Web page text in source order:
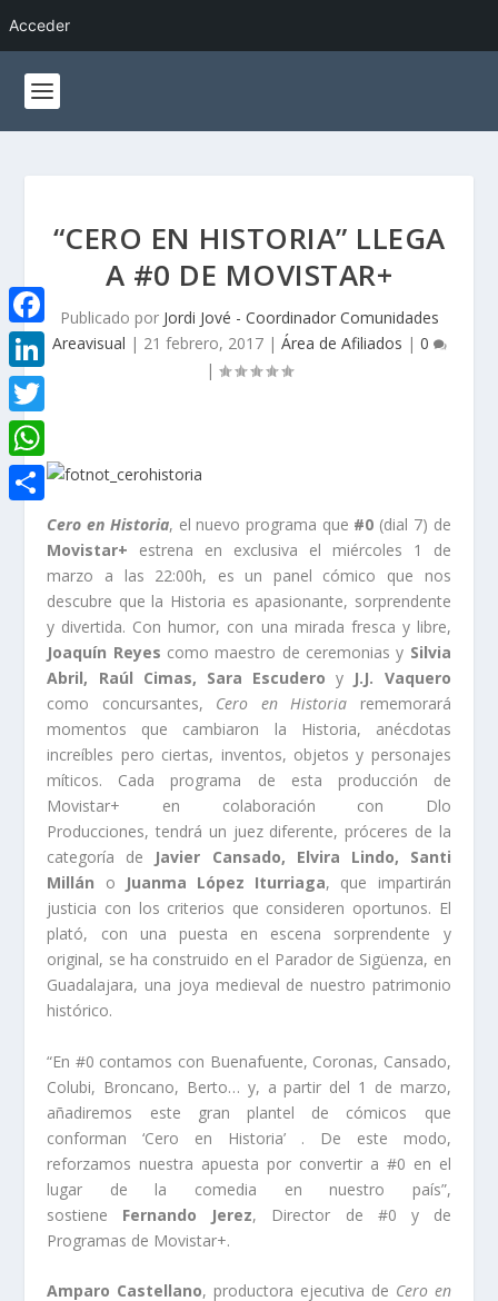
Acceder
“CERO EN HISTORIA” LLEGA
A #0 DE MOVISTAR+
Publicado por Jordi Jové - Coordinador Comunidades
Areavisual | 21 febrero, 2017| Área de Afiliados | 0
|
Cero en Historia, el nuevo programa que #0 (dial 7) de
Movistar+ estrena en exclusiva el miércoles 1 de
marzo a las 22:00h, es un panel cómico que nos
descubre que la Historia es apasionante, sorprendente
y divertida. Con humor, con una mirada fresca y libre,
Joaquín Reyes como maestro de ceremonias y Silvia
Abril, Raúl Cimas, Sara Escuderoy J.J. Vaquero
como concursantes, Cero en Historia rememorará
momentos que cambiaron la Historia, anécdotas
increíbles pero ciertas, inventos, objetos y personajes
míticos. Cada programa de esta producción de
Movistar+ en colaboración con Dlo
Producciones, tendrá un juez diferente, próceres de la
categoría de Javier Cansado, Elvira Lindo, Santi
Millán o Juanma López Iturriaga, que impartirán
justicia con los criterios que consideren oportunos. El
plató, con una puesta en escena sorprendente y
original, se ha construido en el Parador de Sigüenza, en
Guadalajara, una joya medieval de nuestro patrimonio
histórico.
“En #0 contamos con Buenafuente, Coronas, Cansado,
Colubi, Broncano, Berto… y, a partir del 1 de marzo,
añadiremos este gran plantel de cómicos que
conforman ‘Cero en Historia’ . De este modo,
reforzamos nuestra apuesta por convertir a #0 en el
lugar de la comedia en nuestro país”,
sostiene Fernando Jerez, Director de #0 y de
Programas de Movistar+.
Amparo Castellano, productora ejecutiva de Cero en
F
a
c
e
b
L
i
n
k
T
w
i
W